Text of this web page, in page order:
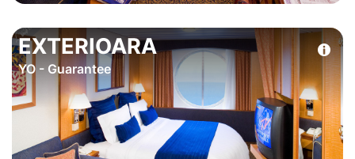
EXTERIOARA
YO - Guarantee